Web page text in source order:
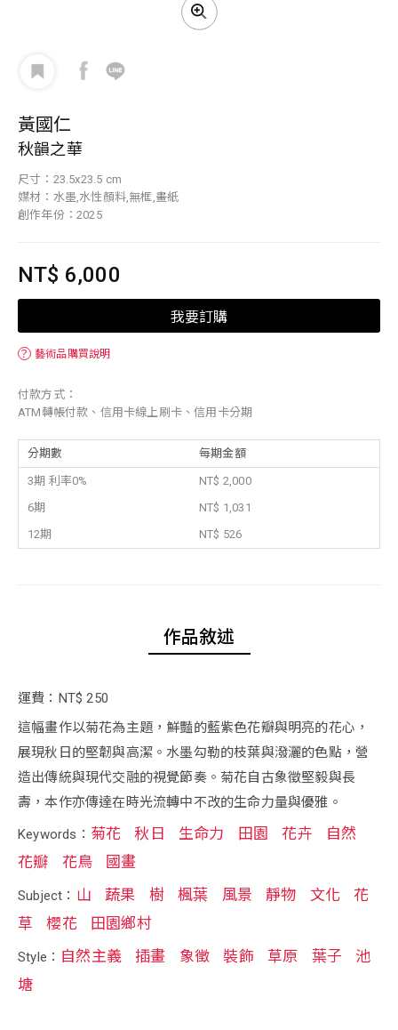
黃國仁
秋韻之華
尺寸：23.5x23.5 cm
媒材：水墨,水性顏料,無框,畫紙
創作年份：2025
NT$ 6,000
我要訂購
？ 藝術品購買說明
付款方式：
ATM轉帳付款、信用卡線上刷卡、信用卡分期
分期數 每期金額
3期 利率0%
NT$ 2,000
6期
NT$ 1,031
12期
NT$ 526
作品敘述
運費：NT$ 250
這幅畫作以菊花為主題，鮮豔的藍紫色花瓣與明亮的花心，
展現秋日的堅韌與高潔。水墨勾勒的枝葉與潑灑的色點，營
造出傳統與現代交融的視覺節奏。菊花自古象徵堅毅與長
壽，本作亦傳達在時光流轉中不改的生命力量與優雅。
Keywords： 菊花 秋日 生命力 田園 花卉
自然
花瓣
花鳥 國畫
Subject： 山 蔬果 樹 楓葉 風景 靜物 文化
花
草
櫻花 田園鄉村
Style： 自然主義 插畫 象徵 裝飾 草原 葉子
池
塘